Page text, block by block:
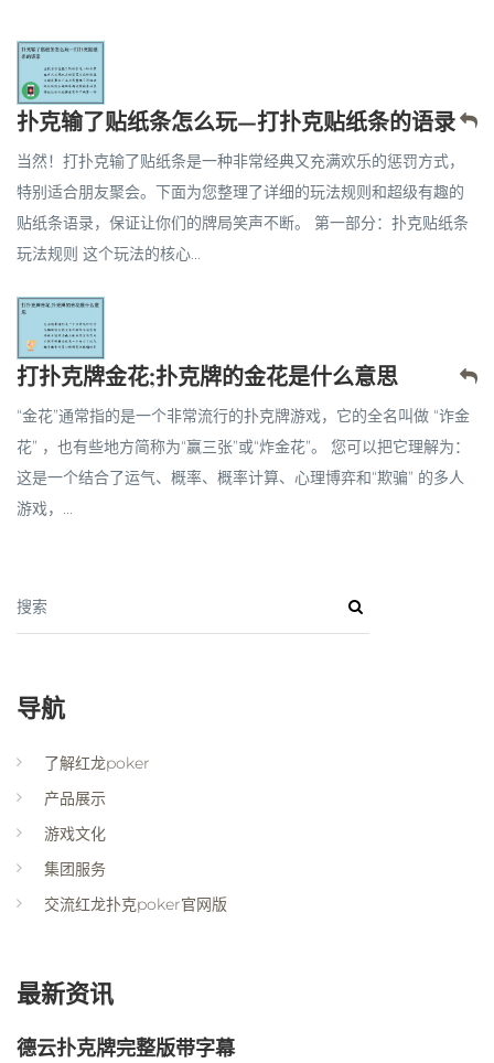
扑克输了贴纸条怎么玩—打扑克贴纸条的语录
当然！打扑克输了贴纸条是一种非常经典又充满欢乐的惩罚方式，
特别适合朋友聚会。下面为您整理了详细的玩法规则和超级有趣的
贴纸条语录，保证让你们的牌局笑声不断。 第一部分：扑克贴纸条
玩法规则 这个玩法的核心...
打扑克牌金花;扑克牌的金花是什么意思
“金花”通常指的是一个非常流行的扑克牌游戏，它的全名叫做 “诈金
花” ，也有些地方简称为“赢三张”或“炸金花”。 您可以把它理解为：
这是一个结合了运气、概率、概率计算、心理博弈和“欺骗” 的多人
游戏，...
搜索
导航
了解红龙poker
产品展示
游戏文化
集团服务
交流红龙扑克poker官网版
最新资讯
德云扑克牌完整版带字幕